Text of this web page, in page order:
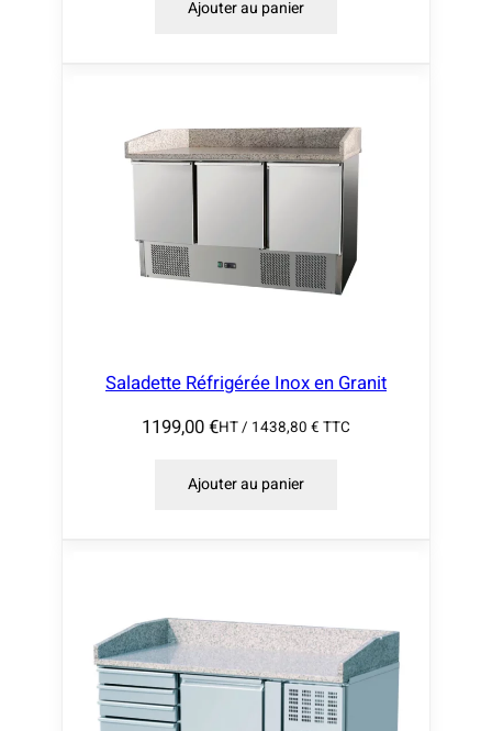
Ajouter au panier
Saladette Réfrigérée Inox en Granit
1199,00€HT / 1438,80 € TTC
Ajouter au panier